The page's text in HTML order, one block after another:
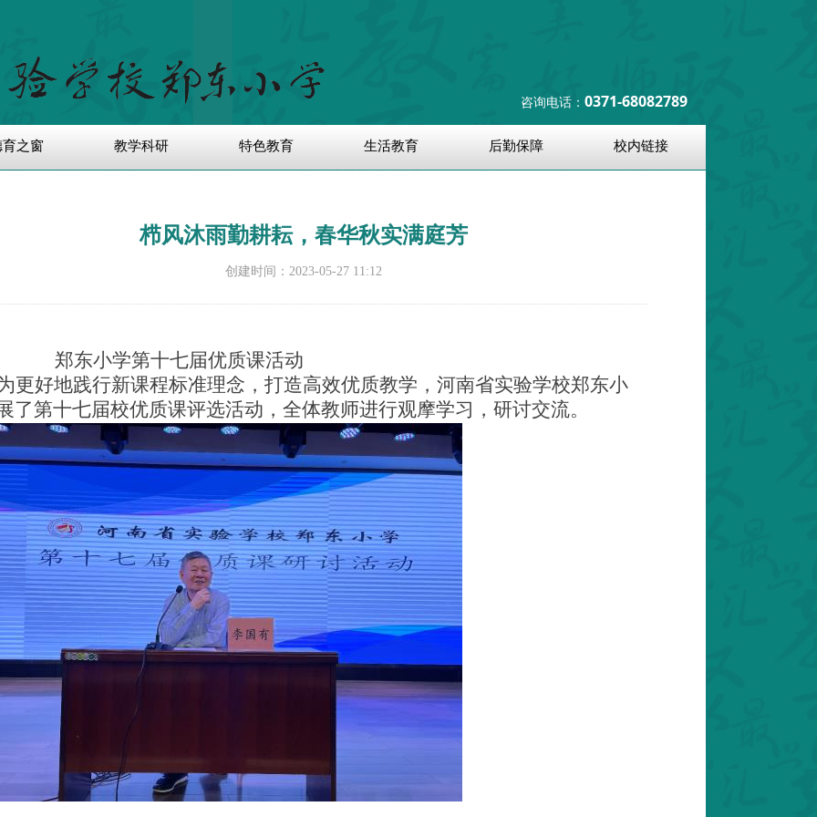
0371-68082789
咨询电话：
之窗 教学科研 特色教育 生活教育 后勤保障 校内链接
栉风沐雨勤耕耘，春华秋实满庭芳
创建时间： 2023-05-27 11:12
郑东小学第十七届优质课活动
更好地践行新课程标准理念，打造高效优质教学 ，河南省实验学校郑东小
了第十七届校优质课评选活动，全体教师进行观摩学习 ，研讨交流。